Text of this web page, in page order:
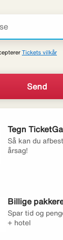
Tickets vilkår
Tegn
Så kan du
årsag!
Billige
Spar tid og
+ hotel